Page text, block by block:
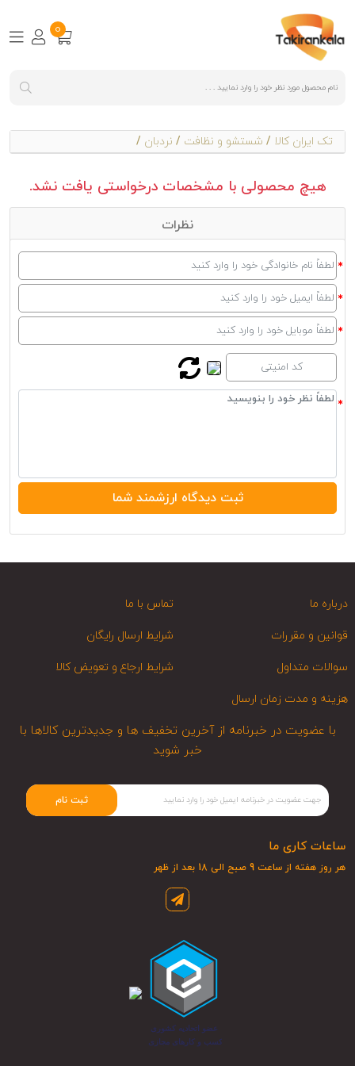
0
تک ایران کالا / شستشو و نظافت / نردبان /
هیچ محصولی با مشخصات درخواستی یافت نشد.
نظرات
درباره ما تماس با ما
قوانین و مقررات شرایط ارسال رایگان
سوالات متداول شرایط ارجاع و تعویض کالا
هزینه و مدت زمان ارسال
با عضویت در خبرنامه از آخرین تخفیف ها و جدیدترین کالاها با
خبر شوید
ثبت نام
ساعات کاری ما
هر روز هفته از ساعت 9 صبح الی 18 بعد از ظهر